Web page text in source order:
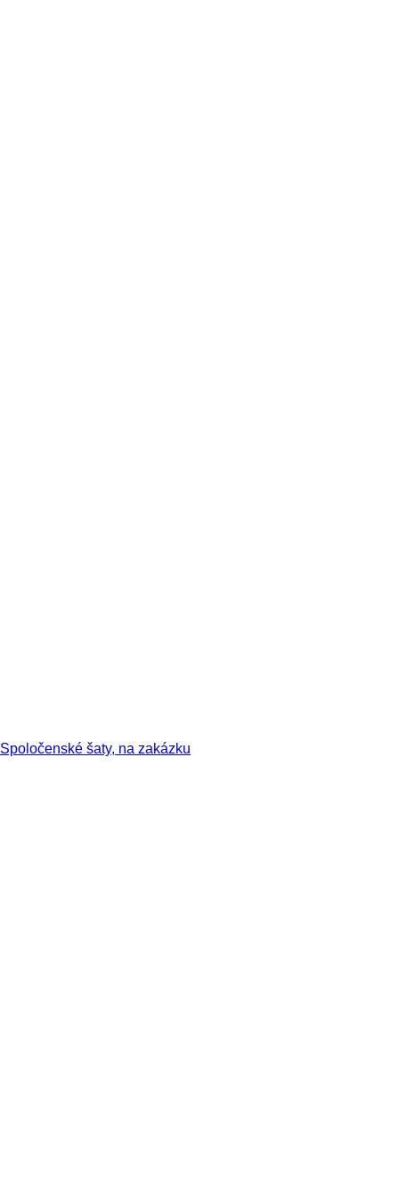
Spoločenské šaty, na zakázku